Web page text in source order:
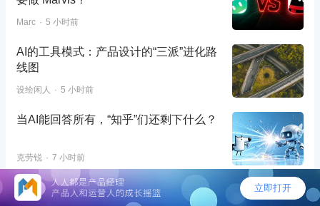
Marc 5 小时前
AI的工具模式：产品设计的“三派”进化路
线图
设绘闲人 5 小时前
当AI能回答所有，“知乎”们还剩下什么？
克劳锐 7 小时前
中文视频播客，开始在海外串台